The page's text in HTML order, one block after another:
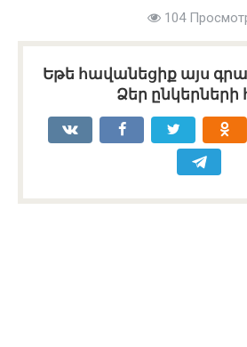
104
Եթե հավանեցիք այս
Ձեր ընկերների